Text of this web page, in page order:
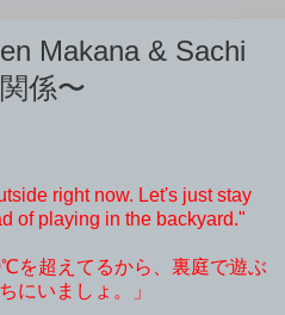
Makana & Sachi
係〜
right now. Let's just stay
of playing in the backyard."
を超えてるから、裏庭で遊ぶ
にいましょ。」